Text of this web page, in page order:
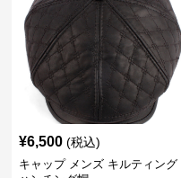
¥6,500 (税込)
キャップ メンズ キルティング